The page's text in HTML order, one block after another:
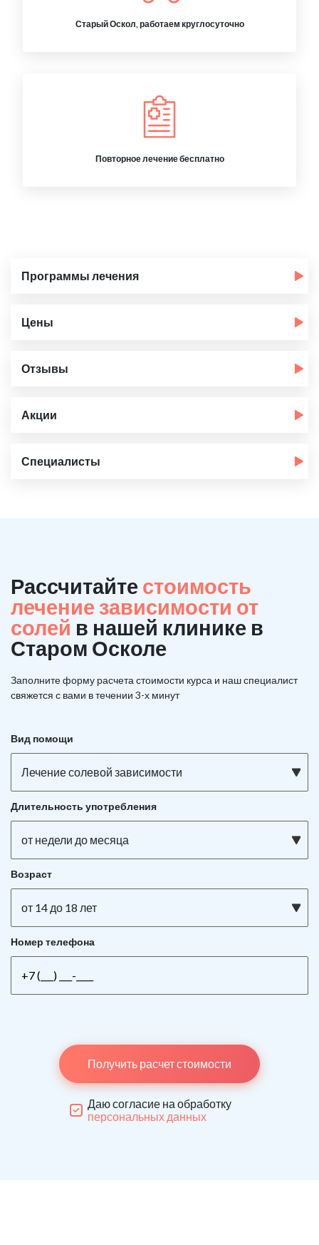
Старый Оскол, работаем круглосуточно
Повторное лечение бесплатно
Программы лечения
Цены
Отзывы
Акции
Специалисты
Рассчитайте стоимость
лечение зависимости от
солей в нашей клинике в
Старом Осколе
Заполните форму расчета стоимости курса и наш специалист
свяжется с вами в течении 3-х минут
Вид помощи
Лечение солевой зависимости
Длительность употребления
от недели до месяца
Возраст
от 14 до 18 лет
Номер телефона
Получить расчет стоимости
Даю согласие на обработку
персональных данных